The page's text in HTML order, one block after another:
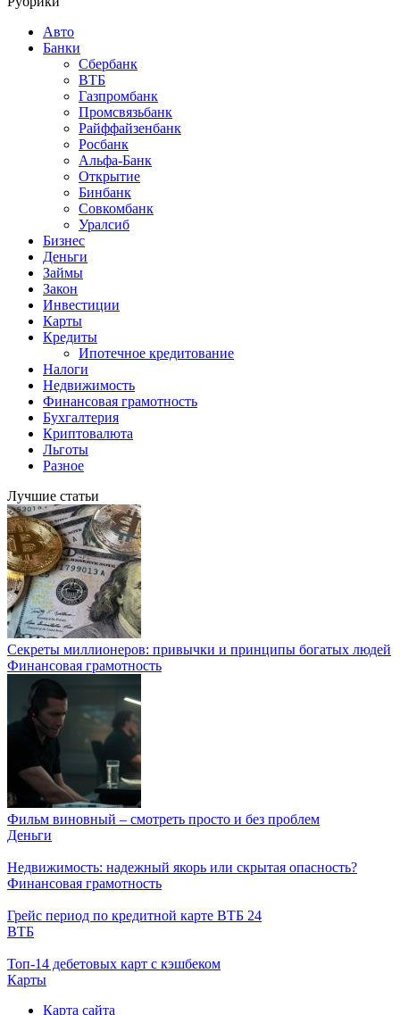
Авто
Банки
Сбербанк
ВТБ
Газпромбанк
Промсвязьбанк
Райффайзенбанк
Росбанк
Альфа-Банк
Открытие
Бинбанк
Совкомбанк
Уралсиб
Бизнес
Деньги
Займы
Закон
Инвестиции
Карты
Кредиты
Ипотечное кредитование
Налоги
Недвижимость
Финансовая грамотность
Бухгалтерия
Криптовалюта
Льготы
Разное
Лучшие статьи
Секреты миллионеров: привычки и принципы богатых людей
Финансовая грамотность
Фильм виновный – смотреть просто и без проблем
Деньги
Недвижимость: надежный якорь или скрытая опасность?
Финансовая грамотность
Грейс период по кредитной карте ВТБ 24
ВТБ
Топ-14 дебетовых карт с кэшбеком
Карты
Карта сайта